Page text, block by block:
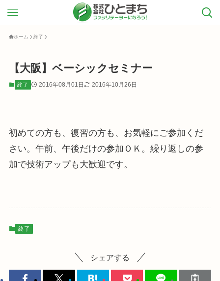
ホーム 終了
【大阪】ベーシックセミナー
終了 2016年08月01日 2016年10月26日
初めての方も、復習の方も、お気軽にご参加くだ
さい。午前、午後だけの参加ＯＫ。繰り返しの参
加で技術アップも大歓迎です。
終了
シェアする